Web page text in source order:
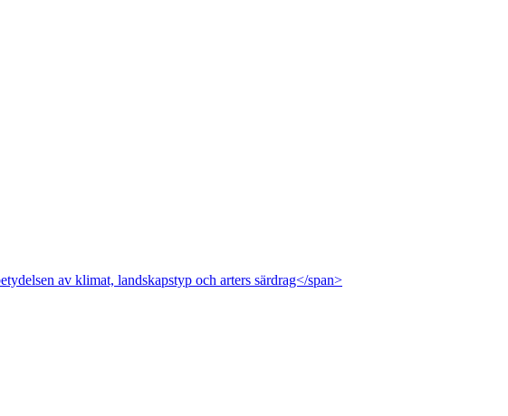
av klimat, landskapstyp och arters särdrag</span>